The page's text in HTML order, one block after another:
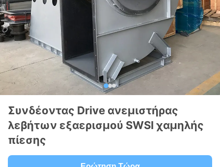
Συνδέοντας Drive ανεμιστήρας
λεβήτων εξαερισμού SWSI χαμηλής
πίεσης